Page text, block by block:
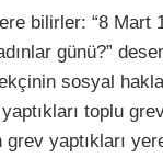
bilirler: “8 Mart
günü?”
sosyal
toplu
grev yaptıkları